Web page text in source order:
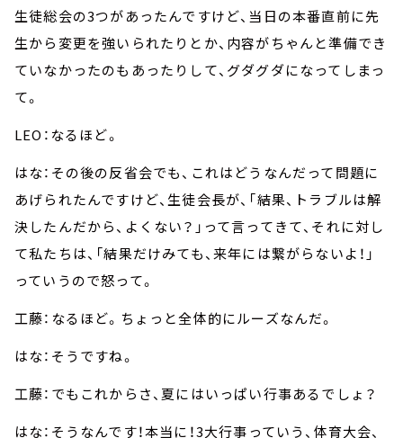
生徒総会の3つがあったんですけど、当日の本番直前に先
生から変更を強いられたりとか、内容がちゃんと準備でき
ていなかったのもあったりして、グダグダになってしまっ
て。
LEO：なるほど。
はな：その後の反省会でも、これはどうなんだって問題に
あげられたんですけど、生徒会長が、「結果、トラブルは解
決したんだから、よくない？」って言ってきて、それに対し
て私たちは、「結果だけみても、来年には繋がらないよ！」
っていうので怒って。
工藤：なるほど。ちょっと全体的にルーズなんだ。
はな：そうですね。
工藤：でもこれからさ、夏にはいっぱい行事あるでしょ？
はな：そうなんです！本当に！3大行事っていう、体育大会、